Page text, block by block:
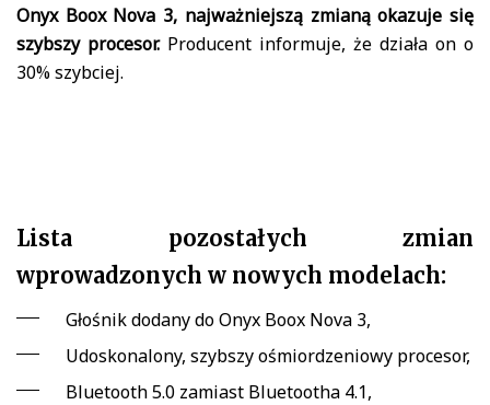
Onyx Boox Nova 3, najważniejszą zmianą okazuje się
szybszy procesor.Producent informuje, że działa on o
30% szybciej.
Lista pozostałych zmian
wprowadzonych w nowych modelach:
Głośnik dodany do Onyx Boox Nova 3,
Udoskonalony, szybszy ośmiordzeniowy procesor,
Bluetooth 5.0 zamiast Bluetootha 4.1,